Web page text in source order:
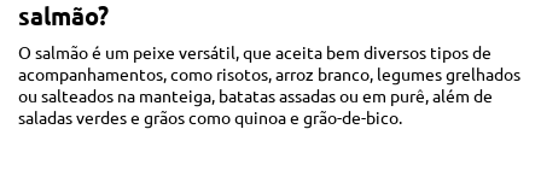
salmão?
O salmão é um peixe versátil, que aceita bem diversos tipos de
acompanhamentos, como risotos, arroz branco, legumes grelhados
ou salteados na manteiga, batatas assadas ou em purê, além de
saladas verdes e grãos como quinoa e grão-de-bico.